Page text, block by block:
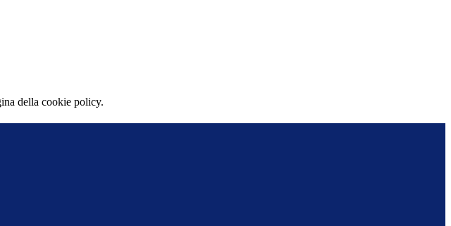
della cookie policy.